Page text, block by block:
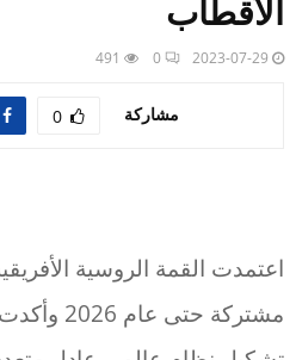
الأقطاب
2023-07-29
0
491
مشاركة 0
اعتمدت القمة الروسية
مشتركة